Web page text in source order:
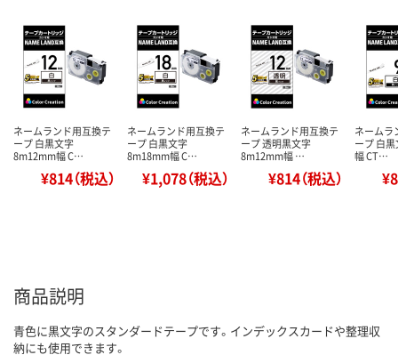
ネームランド用互換テ
ープ 白黒文字
8m12mm幅 C…
¥814（税込）
ネームランド用互換テ
ープ 白黒文字
8m18mm幅 C…
¥1,078（税込）
ネームランド用互換テ
ープ 透明黒文字
8m12mm幅 …
¥814（税込）
ネームラ
ープ 白
幅 CT…
商品説明
青色に黒文字のスタンダードテープです。インデックスカードや整理収
納にも使用できます。